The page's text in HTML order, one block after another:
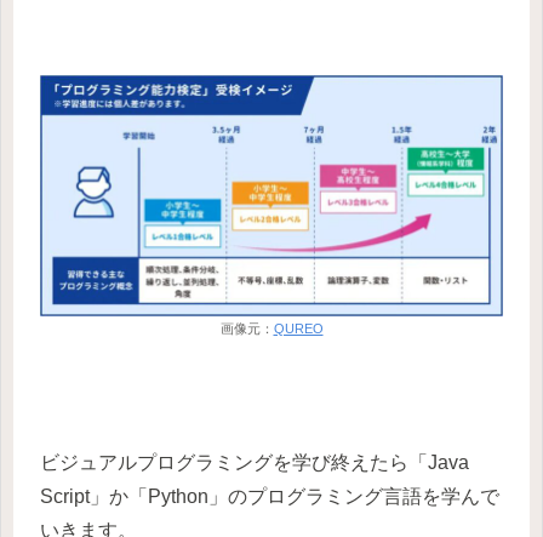
画像元： QUREO
ビジュアルプログラミングを学び終えたら「Java
Script」か「Python」のプログラミング言語を学んで
いきます。